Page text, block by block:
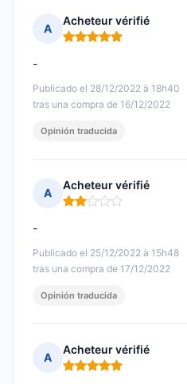
A
Acheteur vérifié
Nota: 5 de 5
Publicado el 28/12/2022 à 18h40
tras una compra de 16/12/2022
-
Opinión traducida
A
Acheteur vérifié
Nota: 2 de 5
Publicado el 25/12/2022 à 15h48
tras una compra de 17/12/2022
-
Opinión traducida
A
Acheteur vérifié
Nota: 5 de 5